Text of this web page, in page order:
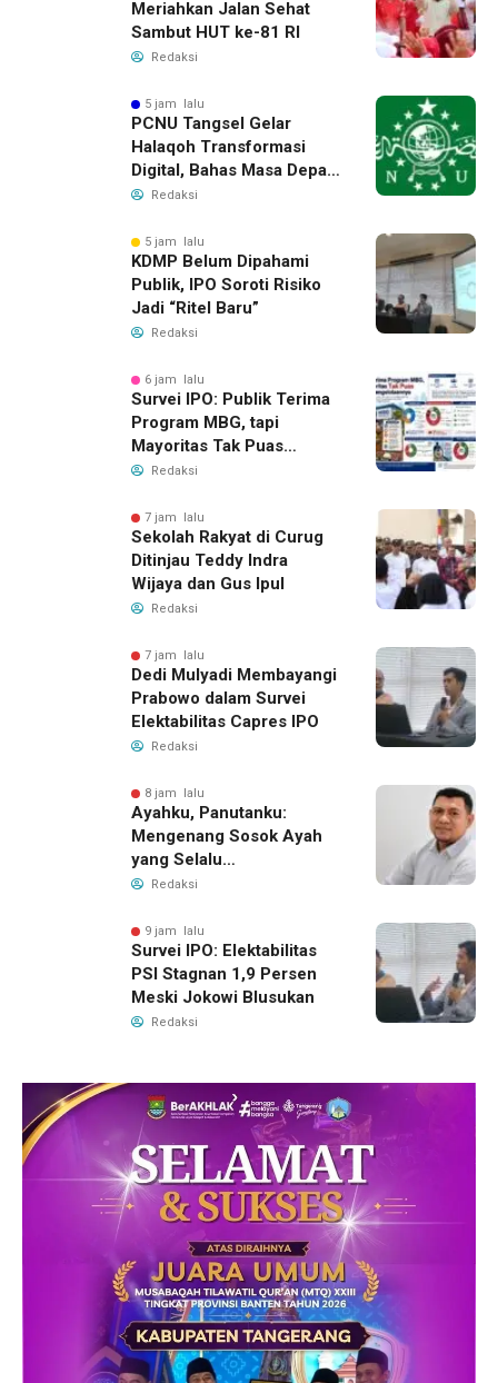
Meriahkan Jalan Sehat
Sambut HUT ke-81 RI
Redaksi
5 jam lalu
PCNU Tangsel Gelar
Halaqoh Transformasi
Digital, Bahas Masa Depan
NU di Era Disrupsi
Redaksi
5 jam lalu
KDMP Belum Dipahami
Publik, IPO Soroti Risiko
Jadi “Ritel Baru”
Redaksi
6 jam lalu
Survei IPO: Publik Terima
Program MBG, tapi
Mayoritas Tak Puas
dengan Pengelolaannya
Redaksi
7 jam lalu
Sekolah Rakyat di Curug
Ditinjau Teddy Indra
Wijaya dan Gus Ipul
Redaksi
7 jam lalu
Dedi Mulyadi Membayangi
Prabowo dalam Survei
Elektabilitas Capres IPO
Redaksi
8 jam lalu
Ayahku, Panutanku:
Mengenang Sosok Ayah
yang Selalu
Membersamaiku
Redaksi
9 jam lalu
Survei IPO: Elektabilitas
PSI Stagnan 1,9 Persen
Meski Jokowi Blusukan
Redaksi